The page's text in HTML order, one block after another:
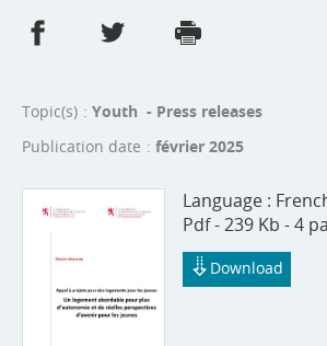
Share on Facebook
Share on Twitter
Topic(s)
Youth - Press releases
Publication date
février 2025
Language :
Pdf - 239 Kb - 4
Download